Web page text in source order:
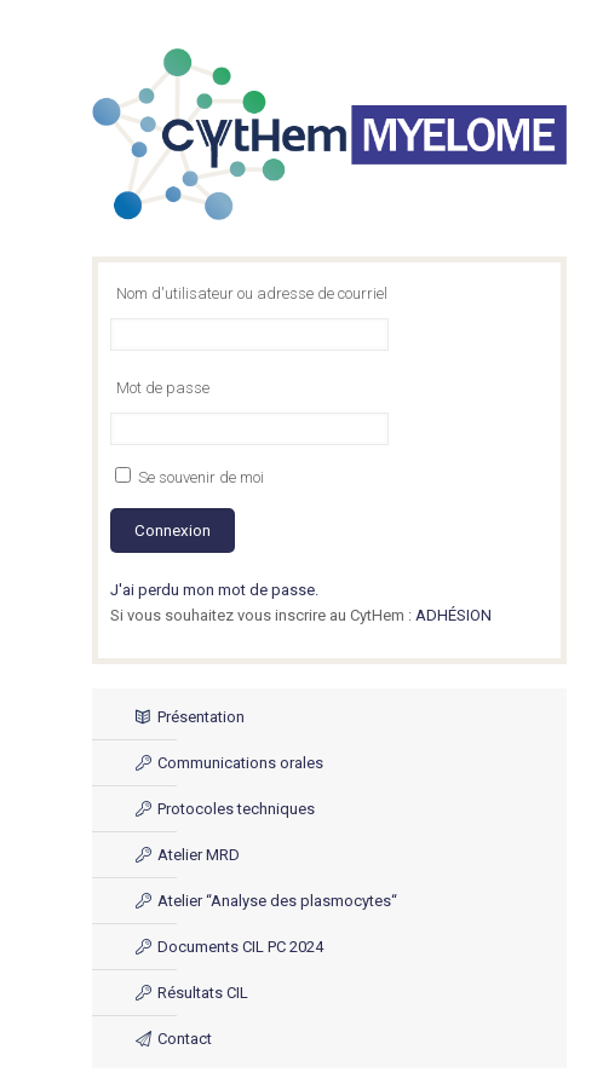
Nom d'utilisateur ou adresse de courriel
Mot de passe
Se souvenir de moi
J'ai perdu mon mot de passe.
Si vous souhaitez vous inscrire au CytHem : ADHÉSION
Présentation
Communications orales
Protocoles techniques
Atelier MRD
Atelier “Analyse des plasmocytes“
Documents CIL PC 2024
Résultats CIL
Contact